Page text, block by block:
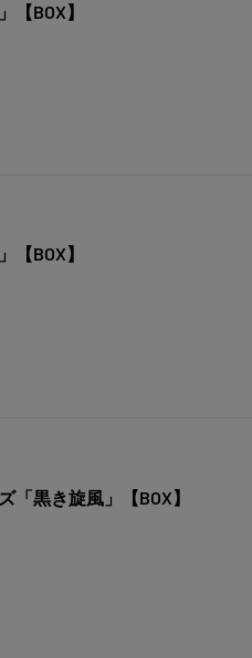
【BOX】
【BOX】
「黒き旋風」【BOX】